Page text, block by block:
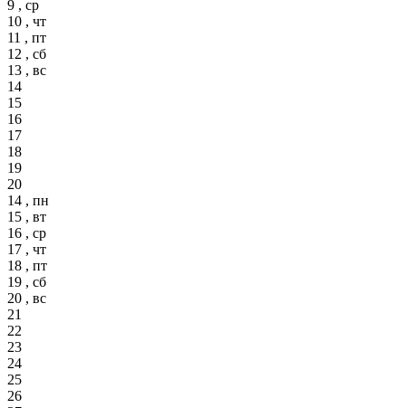
9 , ср
10 , чт
11 , пт
12 , сб
13 , вс
14
15
16
17
18
19
20
14 , пн
15 , вт
16 , ср
17 , чт
18 , пт
19 , сб
20 , вс
21
22
23
24
25
26